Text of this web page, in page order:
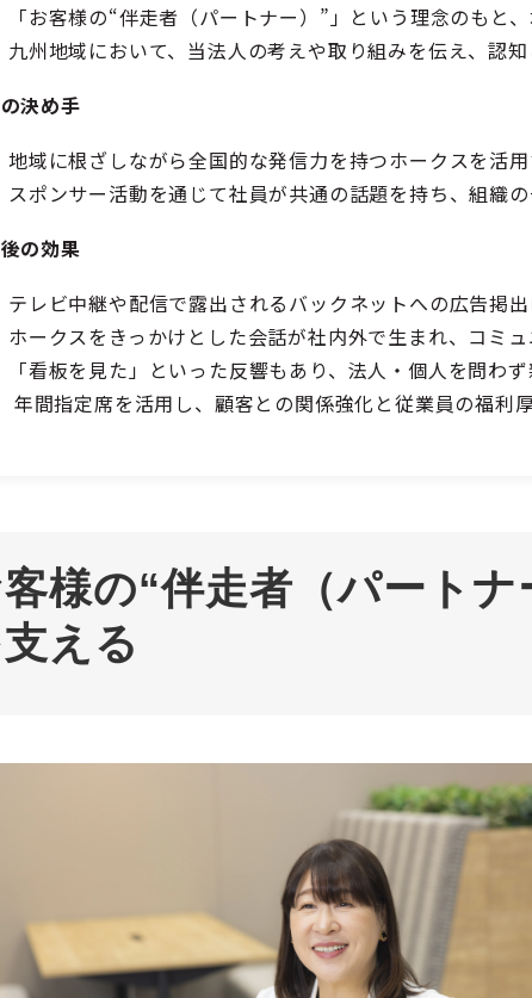
「お客様の“伴走者（パートナー）”」という理念のも
九州地域において、当法人の考えや取り組みを伝え、認
決め手
地域に根ざしながら全国的な発信力を持つホークスを活
スポンサー活動を通じて社員が共通の話題を持ち、組織
の効果
テレビ中継や配信で露出されるバックネットへの広告掲
ホークスをきっかけとした会話が社内外で生まれ、コミ
「看板を見た」といった反響もあり、法人・個人を問わ
年間指定席を活用し、顧客との関係強化と従業員の福利
様の“伴走者（パート
える